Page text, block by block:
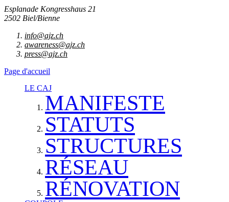
Esplanade Kongresshaus 21
2502 Biel/Bienne
info@ajz.ch
awareness@ajz.ch
press@ajz.ch
Page d'accueil
LE CAJ
MANIFESTE
STATUTS
STRUCTURES
RÉSEAU
RÉNOVATION